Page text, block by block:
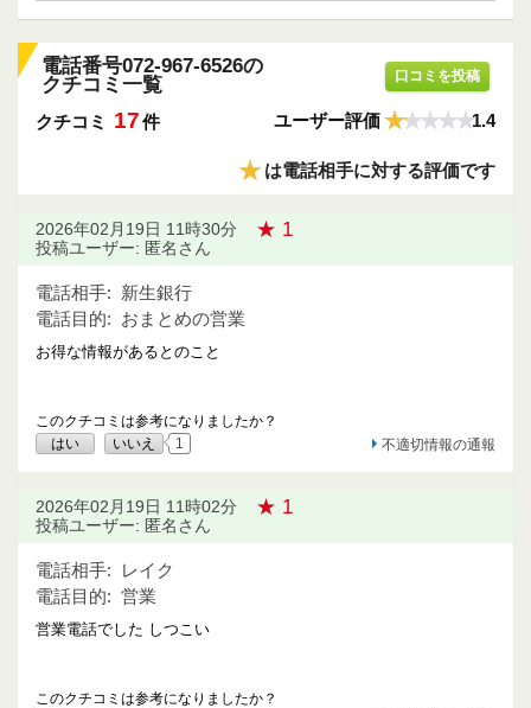
電話番号072-967-6526の
クチコミ一覧
口コミを投稿
クチコミ 17件 ユーザー評価 1.4
★は電話相手に対する評価です
2026年02月19日 11時30分 ★ 1
投稿ユーザー: 匿名さん
電話相手: 新生銀行
電話目的: おまとめの営業
お得な情報があるとのこと
このクチコミは参考になりましたか？
はい
いいえ 1 不適切情報の通報
2026年02月19日 11時02分 ★ 1
投稿ユーザー: 匿名さん
電話相手:
レイク
電話目的: 営業
営業電話でした しつこい
このクチコミは参考になりましたか？